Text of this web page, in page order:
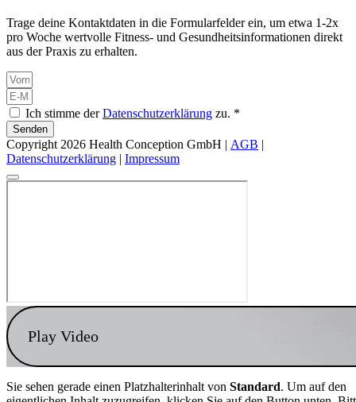
Trage deine Kontaktdaten in die Formularfelder ein, um etwa 1-2x
pro Woche wertvolle Fitness- und Gesundheitsinformationen direkt
aus der Praxis zu erhalten.
Ich stimme derDatenschutzerklärung zu. *
Senden
Copyright 2026 Health Conception GmbH | AGB |
Datenschutzerklärung | Impressum
Play Video
Sie sehen gerade einen Platzhalterinhalt von Standard. Um auf den